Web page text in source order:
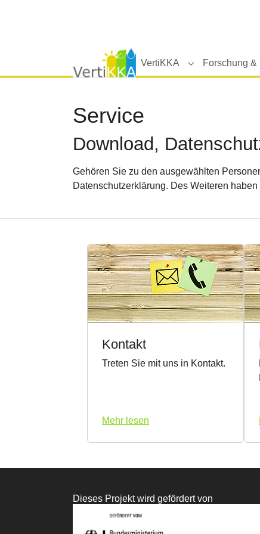
Zum Hauptinhalt springen
VertiKKA
Submenu for
Forschung &
Service
Download,
Gehören Sie zu den ausgewählten
Datenschutzerklärung. Des Weiteren
Kontakt
Treten Sie mit uns in Kontakt.
Mehr lesen
Dieses Projekt wird gefördert von